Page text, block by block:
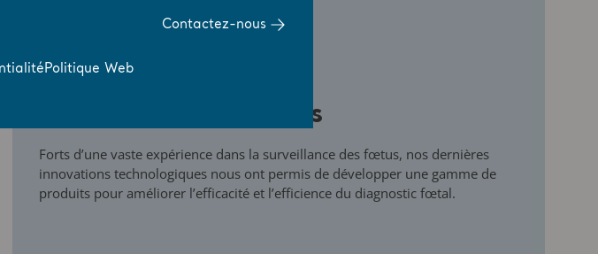
Surveillance des fœtus
Forts d’une vaste expérience dans la surveillance des fœtus, nos dernières
innovations technologiques nous ont permis de développer une gamme de
produits pour améliorer l’efficacité et l’efficience du diagnostic fœtal.
Contactez-nous
Politique Web